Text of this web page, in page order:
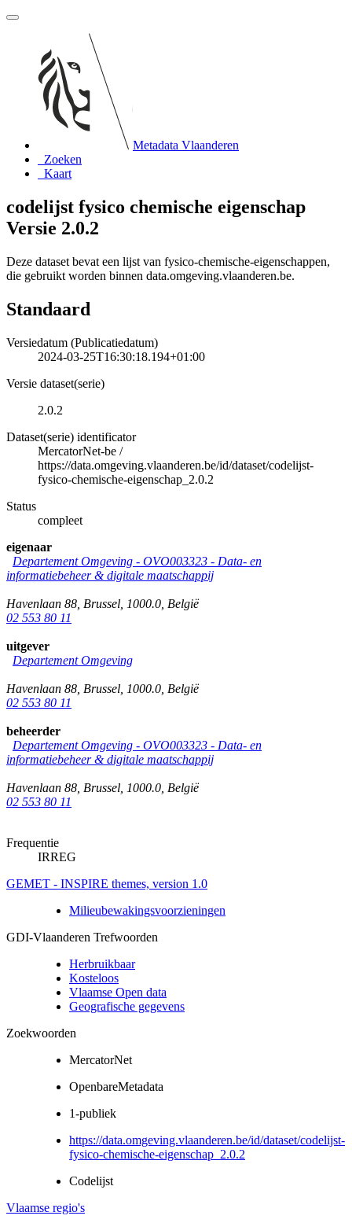
Metadata Vlaanderen
Zoeken
Kaart
codelijst fysico chemische eigenschap
Versie 2.0.2
Deze dataset bevat een lijst van fysico-chemische-eigenschappen,
die gebruikt worden binnen data.omgeving.vlaanderen.be.
Standaard
Versiedatum (Publicatiedatum)
2024-03-25T16:30:18.194+01:00
Versie dataset(serie)
2.0.2
Dataset(serie) identificator
MercatorNet-be /
https://data.omgeving.vlaanderen.be/id/dataset/codelijst-
fysico-chemische-eigenschap_2.0.2
Status
compleet
eigenaar
Departement Omgeving - OVO003323 - Data- en
informatiebeheer & digitale maatschappij
Havenlaan 88 Brussel 1000.0 België
02 553 80 11
uitgever
Departement Omgeving
Havenlaan 88 Brussel 1000.0 België
02 553 80 11
beheerder
Departement Omgeving - OVO003323 - Data- en
informatiebeheer & digitale maatschappij
Havenlaan 88 Brussel 1000.0 België
02 553 80 11
Frequentie
IRREG
GEMET - INSPIRE themes, version 1.0
Milieubewakingsvoorzieningen
GDI-Vlaanderen Trefwoorden
Herbruikbaar
Kosteloos
Vlaamse Open data
Geografische gegevens
Zoekwoorden
MercatorNet
OpenbareMetadata
1-publiek
https://data.omgeving.vlaanderen.be/id/dataset/codelijst-
fysico-chemische-eigenschap_2.0.2
Codelijst
Vlaamse regio's